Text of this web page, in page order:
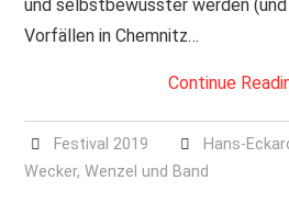
und selbstbewusster werden (und
Vorfällen in Chemnitz…
Continue
Festival 2019 Hans-
Wecker,Wenzel und Band